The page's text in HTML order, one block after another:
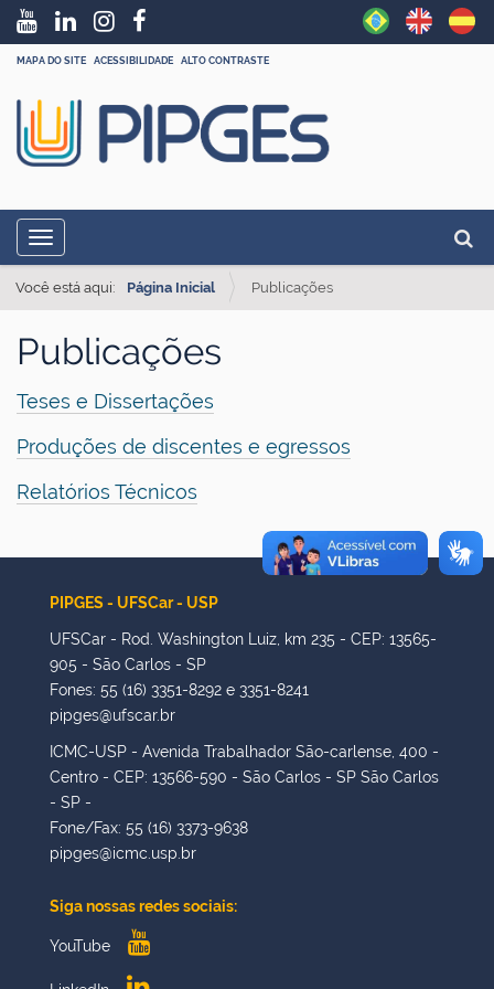
MAPA DO SITE ACESSIBILIDADE ALTO CONTRASTE
Busca
Toggle navigation
Você está aqui: Página Inicial Publicações
Publicações
Teses e Dissertações
Produções de discentes e egressos
Relatórios Técnicos
PIPGES - UFSCar - USP
UFSCar - Rod. Washington Luiz, km 235 - CEP: 13565-
905 - São Carlos - SP
Fones: 55 (16) 3351-8292 e 3351-8241
pipges@ufscar.br
ICMC-USP - Avenida Trabalhador São-carlense, 400 -
Centro - CEP: 13566-590 - São Carlos - SP São Carlos
- SP -
Fone/Fax: 55 (16) 3373-9638
pipges@icmc.usp.br
Siga nossas redes sociais:
YouTube